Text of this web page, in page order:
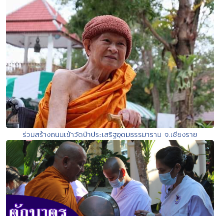
ร่วมสร้างถนนเข้าวัดป่าประเสริฐอุดมธรรมาราม จ.เชียงราย